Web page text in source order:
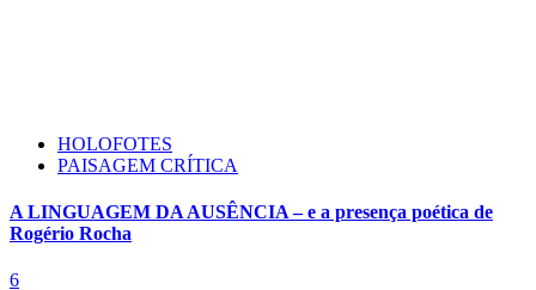
HOLOFOTES
PAISAGEM CRÍTICA
A LINGUAGEM DA AUSÊNCIA – e a presença poética de
Rogério Rocha
6